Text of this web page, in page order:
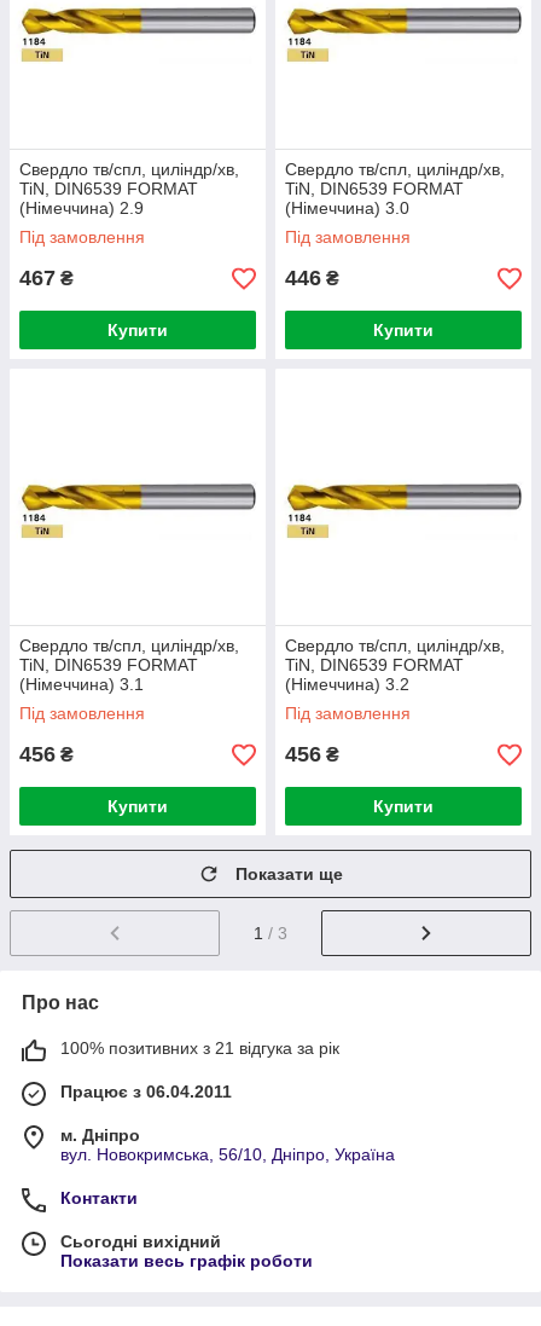
Свердло тв/спл, циліндр/хв,
TiN, DIN6539 FORMAT
(Німеччина) 2.9
Під замовлення
467 ₴
Купити
Свердло тв/спл, циліндр/хв,
TiN, DIN6539 FORMAT
(Німеччина) 3.0
Під замовлення
446 ₴
Купити
Свердло тв/спл, циліндр/хв,
TiN, DIN6539 FORMAT
(Німеччина) 3.1
Під замовлення
456 ₴
Купити
Свердло тв/спл, циліндр/хв,
TiN, DIN6539 FORMAT
(Німеччина) 3.2
Під замовлення
456 ₴
Купити
Показати ще
1 / 3
Про нас
100% позитивних з 21 відгука за рік
Працює з 06.04.2011
м. Дніпро
вул. Новокримська, 56/10, Дніпро, Україна
Контакти
Сьогодні вихідний
Показати весь графік роботи